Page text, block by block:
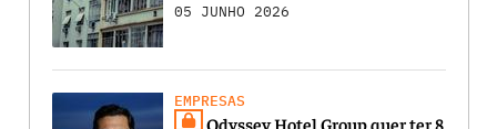
05 JUNHO 2026
EMPRESAS
Odyssey Hotel Group quer ter 8